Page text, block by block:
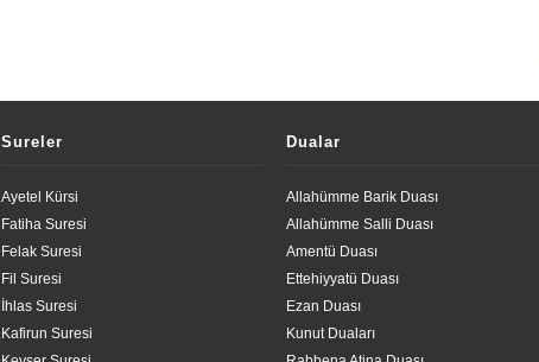
Sureler
Ayetel Kürsi
Fatiha Suresi
Felak Suresi
Fil Suresi
İhlas Suresi
Kafirun Suresi
Dualar
Allahümme Barik Duası
Allahümme Salli Duası
Amentü Duası
Ettehiyyatü Duası
Ezan Duası
Kunut Duaları